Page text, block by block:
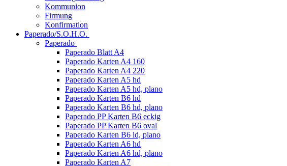
Kommunion
Firmung
Konfirmation
Paperado/S.O.H.O.
Paperado
Paperado Blatt A4
Paperado Karten A4 160
Paperado Karten A4 220
Paperado Karten A5 hd
Paperado Karten A5 hd, plano
Paperado Karten B6 hd
Paperado Karten B6 hd, plano
Paperado PP Karten B6 eckig
Paperado PP Karten B6 oval
Paperado Karten B6 ld, plano
Paperado Karten A6 hd
Paperado Karten A6 hd, plano
Paperado Karten A7